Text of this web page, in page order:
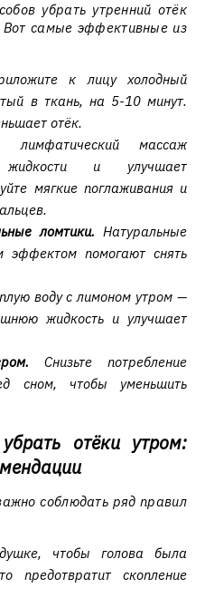
убрать утренний отёк
самые эффективные из
к лицу холодный
в ткань, на 5-10 минут.
отёк.
лимфатический массаж
жидкости и улучшает
мягкие поглаживания и
ломтики. Натуральные
эффектом помогают снять
воду с лимоном утром —
жидкость и улучшает
Снизьте потребление
сном, чтобы уменьшить
отёки утром:
соблюдать ряд правил
чтобы голова была
предотвратит скопление